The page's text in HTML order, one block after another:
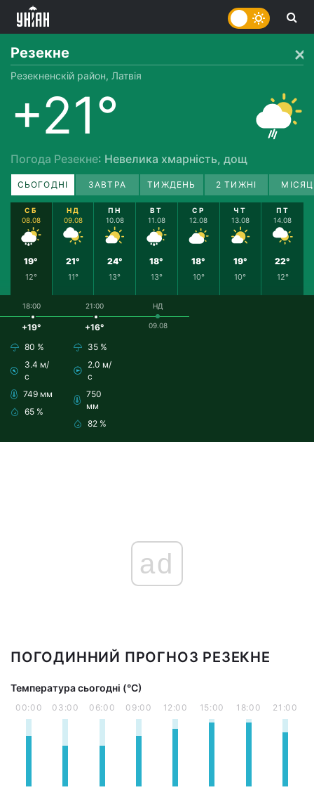
Резекне
Резекненскій район, Латвія
+21°
Погода Резекне: Невелика хмарність, дощ
СЬОГОДНІ ЗАВТРА ТИЖДЕНЬ 2 ТИЖНІ
СБ
08.08
19°
12°
НД
09.08
21°
11°
ПН
10.08
24°
13°
ВТ
11.08
18°
13°
СР
12.08
18°
10°
ЧТ
13.08
19°
10°
ПТ
14.08
22°
12°
18:00
+19°
80 %
3.4 м/
с
749 мм
65 %
21:00
+16°
35 %
2.0 м/
с
750
мм
82 %
НД
09.08
ad
ПОГОДИННИЙ ПРОГНОЗ РЕЗЕКНЕ
Температура сьогодні (°С)
00:00 03:00 06:00 09:00 12:00 15:00 18:00 21:00